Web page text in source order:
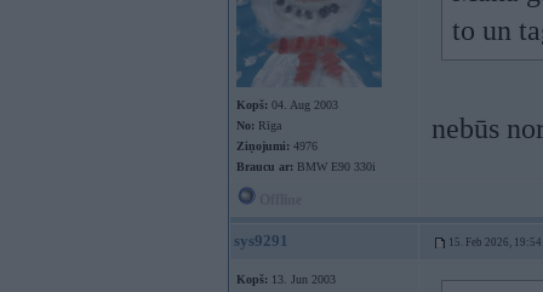
Kopš: 04. Aug 2003
No: Rīga
Ziņojumi: 4976
Braucu ar: BMW E90 330i
to un
nebūs
sys9291 15. Feb 2026, 19:54
Kopš: 13. Jun 2003